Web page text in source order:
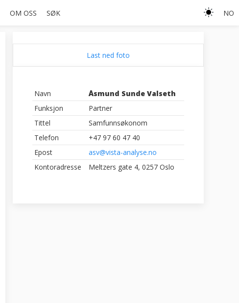
OM OSS SØK NO
Last ned foto
Navn
Åsmund Sunde Valseth
Funksjon
Partner
Tittel
Samfunnsøkonom
Telefon
+47 97 60 47 40
Epost
asv@vista-analyse.no
Kontoradresse
Meltzers gate 4, 0257 Oslo